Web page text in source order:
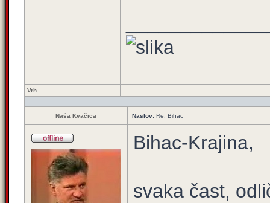
Vrh
Naša Kvačica Naslov: Re: Bihac
Bihac-Krajina,
svaka čast,